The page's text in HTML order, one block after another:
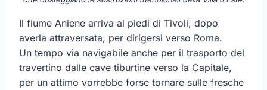
Il fiume Aniene arriva ai piedi di Tivoli, dopo
averla attraversata, per dirigersi verso Roma.
Un tempo via navigabile anche per il trasporto del
travertino dalle cave tiburtine verso la Capitale,
per un attimo vorrebbe forse tornare sulle fresche